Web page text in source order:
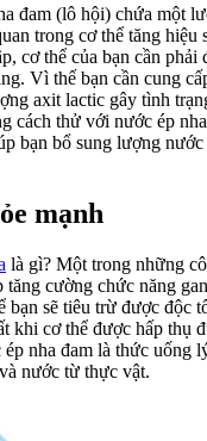
đam (lô hội) chứa một
trong cơ thể tăng hiệu
cơ thể của bạn cần phải
Vì thế bạn cần cung
axit lactic gây tình
cách thử với nước ép
bạn bổ sung lượng
mạnh
là gì? Một trong những
tăng cường chức năng
bạn sẽ tiêu trừ được độc
khi cơ thể được hấp thụ
nha đam là thức uống
nước từ thực vật.